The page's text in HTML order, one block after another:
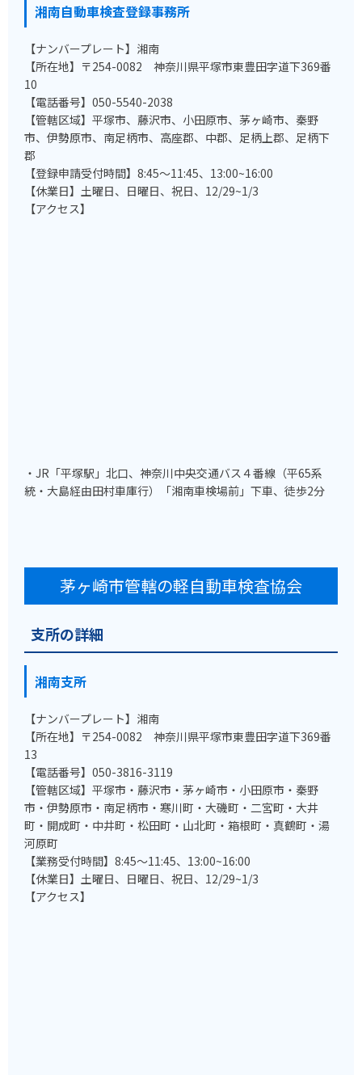
湘南自動車検査登録事務所
【ナンバープレート】湘南
【所在地】〒254-0082 神奈川県平塚市東豊田字道下369番
10
【電話番号】050-5540-2038
【管轄区域】平塚市、藤沢市、小田原市、茅ヶ崎市、秦野
市、伊勢原市、南足柄市、高座郡、中郡、足柄上郡、足柄下
郡
【登録申請受付時間】8:45～11:45、13:00~16:00
【休業日】土曜日、日曜日、祝日、12/29~1/3
【アクセス】
・JR「平塚駅」北口、神奈川中央交通バス４番線（平65系
統・大島経由田村車庫行）「湘南車検場前」下車、徒歩2分
茅ヶ崎市管轄の軽自動車検査協会
支所の詳細
湘南支所
【ナンバープレート】湘南
【所在地】〒254-0082 神奈川県平塚市東豊田字道下369番
13
【電話番号】050-3816-3119
【管轄区域】平塚市・藤沢市・茅ヶ崎市・小田原市・秦野
市・伊勢原市・南足柄市・寒川町・大磯町・二宮町・大井
町・開成町・中井町・松田町・山北町・箱根町・真鶴町・湯
河原町
【業務受付時間】8:45～11:45、13:00~16:00
【休業日】土曜日、日曜日、祝日、12/29~1/3
【アクセス】